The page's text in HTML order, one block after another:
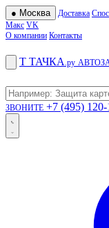
● Москва Доставка
Макс VK
О компании Контакты
Т ТАЧКА .ру
ЗВОНИТЕ +7 (495)